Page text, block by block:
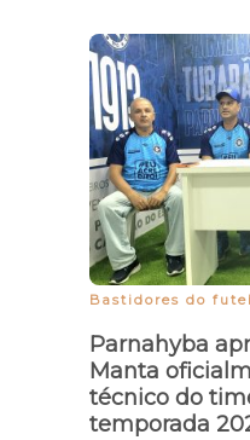
Bastidores do
Parnahyba
Manta
técnico do
temporada